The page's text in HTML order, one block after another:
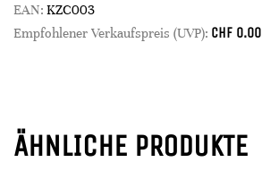
EAN: KZC003
Empfohlener Verkaufspreis (UVP): CHF 0.00
ÄHNLICHE PRODUKTE